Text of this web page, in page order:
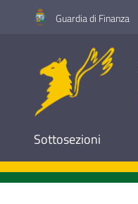
Vai al contenuto
Vai alla navigazione
Vai al footerGuardia di Finanza
Sottosezioni